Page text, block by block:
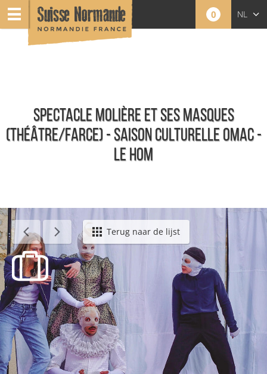
0 NL
SPECTACLE MOLIÈRE ET SES MASQUES
(THÉÂTRE/FARCE) - SAISON CULTURELLE OMAC -
LE HOM
Agenda - NederlandsTerug naar de lijst